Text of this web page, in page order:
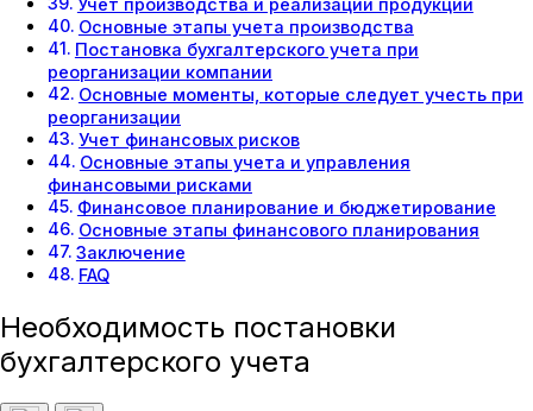
Основные этапы учета производства
Постановка бухгалтерского учета при
реорганизации компании
Основные моменты, которые следует учесть при
реорганизации
Учет финансовых рисков
Основные этапы учета и управления
финансовыми рисками
Финансовое планирование и бюджетирование
Основные этапы финансового планирования
Заключение
FAQ
Необходимость постановки
бухгалтерского учета